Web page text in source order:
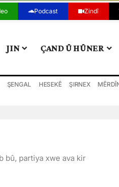
Podcast Zindî
JIN ÇAND Û HÛNER
ŞENGAL HESEKÊ ŞIRNEX
bû, partiya xwe ava kir